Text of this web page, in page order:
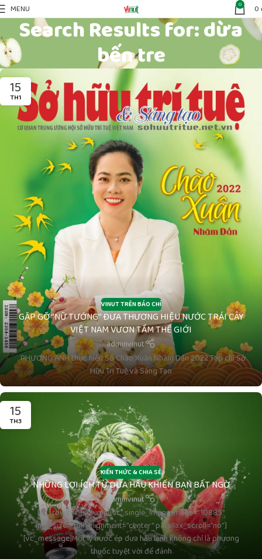
MENU 0 0
Search Results for: dừa
bến tre
15
TH1
VINUT TRÊN BÁO CHÍ
GẶP GỠ ‘’NỮ TƯỚNG’’ ĐƯA THƯƠNG HIỆU NƯỚC TRÁI CÂY
VIỆT NAM VƯƠN TẦM THẾ GIỚI
adminvinut
PHƯƠNG ANH thực hiện Số Chào Xuân Nhâm Dần 2022 Tạp chí Sở
Hữu Trí Tuệ và Sáng Tạo
15
TH3
KIẾN THỨC & CHIA SẺ
NHỮNG LỢI ÍCH TỪ DƯA HẤU KHIẾN BẠN BẤT NGỜ
adminvinut
[vc_row][vc_column][vc_single_image image=”10885″
img_size=”full” alignment=”center” parallax_scroll=”no”]
[vc_message]Một ly nước ép dưa hấu lạnh không chỉ là phương
thuốc tuyệt vời để đánh